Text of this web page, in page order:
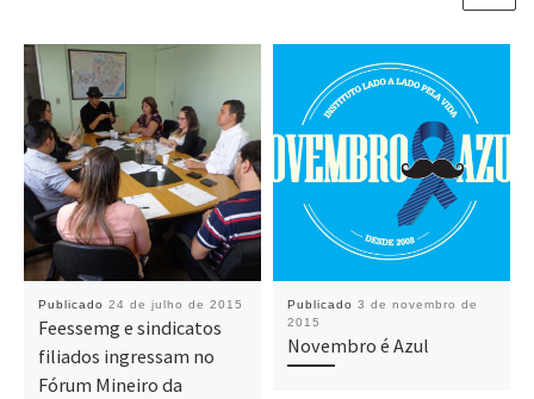
Publicado 24 de julho de 2015
Feessemg e sindicatos
filiados ingressam no
Fórum Mineiro da
Publicado 3 de novembro de
2015
Novembro é Azul